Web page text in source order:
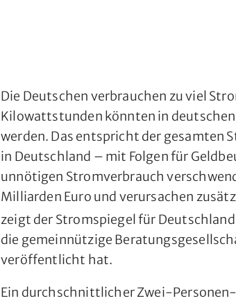
Die Deutschen verbrauchen zu viel
Kilowattstunden könnten in
werden. Das entspricht der gesamten
in Deutschland – mit Folgen für
unnötigen Stromverbrauch
Milliarden Euro und verursachen
zeigt der Stromspiegel für
die gemeinnützige
veröffentlicht hat.
Ein durchschnittlicher Zwei-